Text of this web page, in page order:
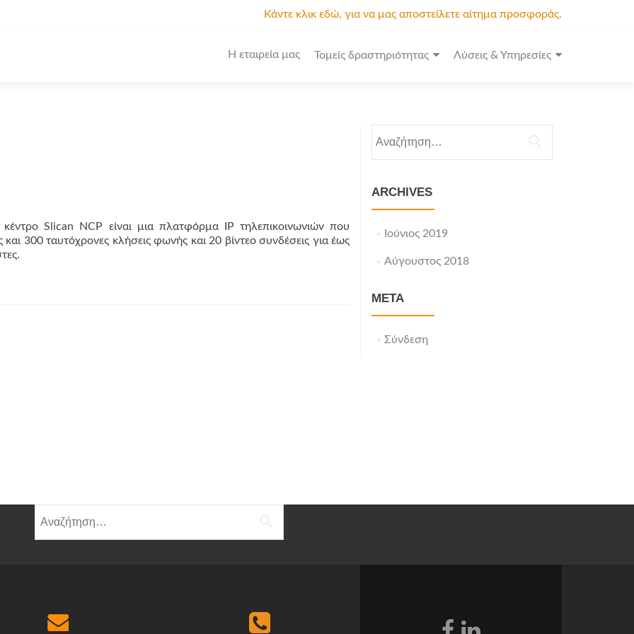
Κάντε κλικ εδώ, για να μας αποστείλετε αίτημα προσφοράς.
Η εταιρεία μας Τομείς δραστηριότητας Λύσεις & Υπηρεσίες
Slican NCP είναι μια πλατφόρμα IP τηλεπικοινωνιών που
και 300 ταυτόχρονες κλήσεις φωνής και 20 βίντεο συνδέσεις για έως
για:
ARCHIVES
Ιούνιος 2019
Αύγουστος 2018
META
Σύνδεση
για: